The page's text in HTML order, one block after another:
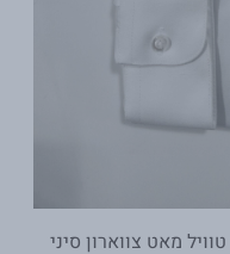
מאט צווארון סיני